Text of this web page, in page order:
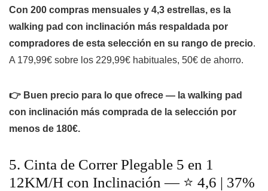
Con 200 compras mensuales y 4,3 estrellas, es la
walking pad con inclinación más respaldada por
compradores de esta selección en su rango de precio.
A 179,99€ sobre los 229,99€ habituales, 50€ de ahorro.
👉 Buen precio para lo que ofrece — la walking pad
con inclinación más comprada de la selección por
menos de 180€.
5. Cinta de Correr Plegable 5 en 1
12KM/H con Inclinación — ⭐ 4,6 | 37%